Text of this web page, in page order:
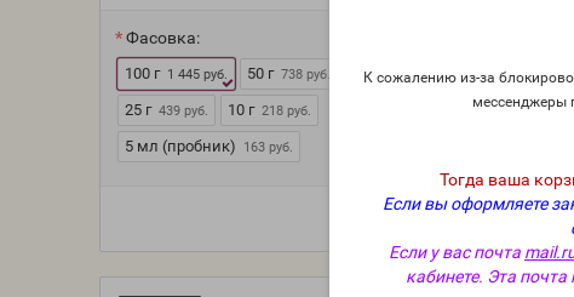
К сожалению из-за
мессенджеры
Тогда ваша
Если вы оформляете
Если у вас почта
кабинете. Эта
Фасовка:
100 г 1 445 руб. 50 г 738 руб.
25 г 439 руб. 10 г 218 руб.
5 мл (пробник) 163 руб.
100 г 1 445
25 г 439 руб.
5 мл